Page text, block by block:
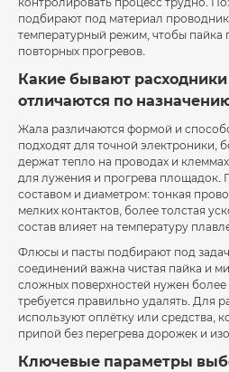
контролировать процесс трудно.
подбирают под материал
температурный режим, чтобы пайка
повторных прогревов.
Какие бывают
отличаются по
Жала различаются формой и
подходят для точной электроники,
держат тепло на проводах и
для лужения и прогрева площадок.
составом и диаметром: тонкая
мелких контактов, более толстая
состав влияет на температуру
Флюсы и пасты подбирают под
соединений важна чистая пайка и
сложных поверхностей нужен более
требуется правильно удалять. Для
используют оплётку или средства,
припой без перегрева дорожек и
Ключевые параметры